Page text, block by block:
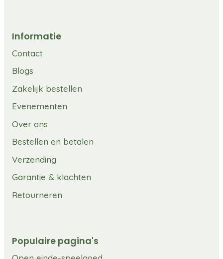
Informatie
Contact
Blogs
Zakelijk bestellen
Evenementen
Over ons
Bestellen en betalen
Verzending
Garantie & klachten
Retourneren
Populaire pagina's